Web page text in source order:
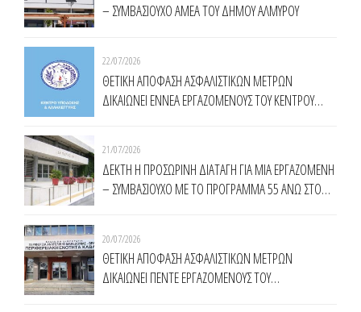
– ΣΥΜΒΑΣΙΟΥΧΟ ΑΜΕΑ ΤΟΥ ΔΗΜΟΥ ΑΛΜΥΡΟΥ
22/07/2026
ΘΕΤΙΚΗ ΑΠΟΦΑΣΗ ΑΣΦΑΛΙΣΤΙΚΩΝ ΜΕΤΡΩΝ
ΔΙΚΑΙΩΝΕΙ ΕΝNΕΑ ΕΡΓΑΖΟΜΕΝΟΥΣ ΤΟΥ ΚΕΝΤΡΟΥ
21/07/2026
ΔΕΚΤΗ Η ΠΡΟΣΩΡΙΝΗ ΔΙΑΤΑΓΗ ΓΙΑ ΜΙΑ ΕΡΓΑΖΟΜΕΝΗ
– ΣΥΜΒΑΣΙΟΥΧΟ ΜΕ ΤΟ ΠΡΟΓΡΑΜΜΑ 55 ΑΝΩ ΣΤΟ
20/07/2026
ΘΕΤΙΚΗ ΑΠΟΦΑΣΗ ΑΣΦΑΛΙΣΤΙΚΩΝ ΜΕΤΡΩΝ
ΔΙΚΑΙΩΝΕΙ ΠΕΝΤΕ ΕΡΓΑΖΟΜΕΝΟΥΣ ΤΟΥ